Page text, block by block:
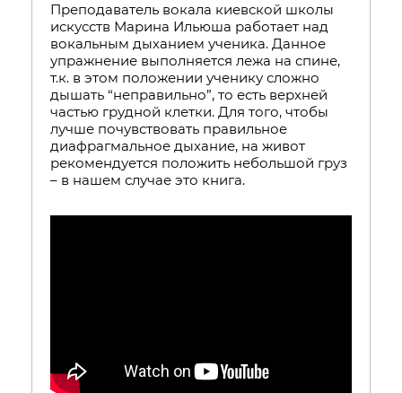
Преподаватель вокала киевской школы
искусств Марина Ильюша работает над
вокальным дыханием ученика. Данное
упражнение выполняется лежа на спине,
т.к. в этом положении ученику сложно
дышать “неправильно”, то есть верхней
частью грудной клетки. Для того, чтобы
лучше почувствовать правильное
диафрагмальное дыхание, на живот
рекомендуется положить небольшой груз
– в нашем случае это книга.